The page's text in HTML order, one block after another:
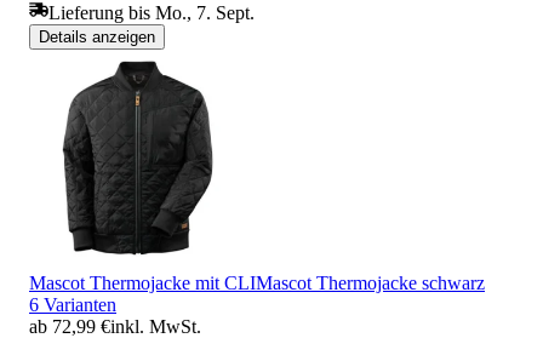
Lieferung bis Mo., 7. Sept.
Details anzeigen
Mascot Thermojacke mit CLIMascot Thermojacke schwarz
6 Varianten
ab 72,99 €inkl. MwSt.